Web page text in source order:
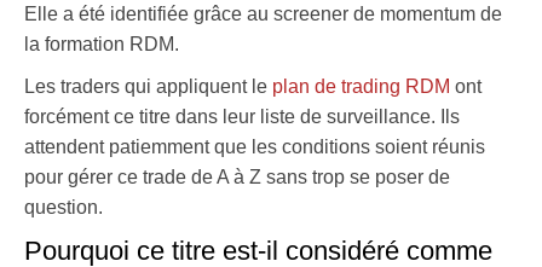
Elle a été identifiée grâce au screener de momentum de
la formation RDM.
Les traders qui appliquent le plan de trading RDM ont
forcément ce titre dans leur liste de surveillance. Ils
attendent patiemment que les conditions soient réunis
pour gérer ce trade de A à Z sans trop se poser de
question.
Pourquoi ce titre est-il considéré comme